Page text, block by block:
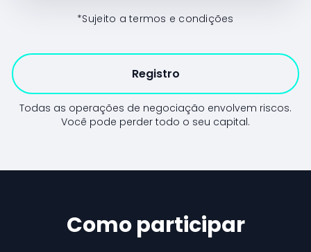
*Sujeito a termos e condições
Registro
Todas as operações de negociação envolvem riscos.
Você pode perder todo o seu capital.
Como participar